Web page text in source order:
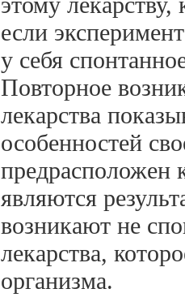
если
у себя
Повторное
лекарства
особенностей
предрасположен
являются
возникают не
лекарства,
организма.